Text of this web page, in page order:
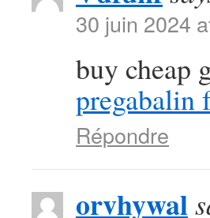
30 juin 2024
buy cheap
pregabalin
Répondre
orvhywal